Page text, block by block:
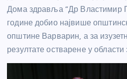
Дома здравља “Др Властимир
године добио највише
општине Варварин, а за
резултате остварене у области